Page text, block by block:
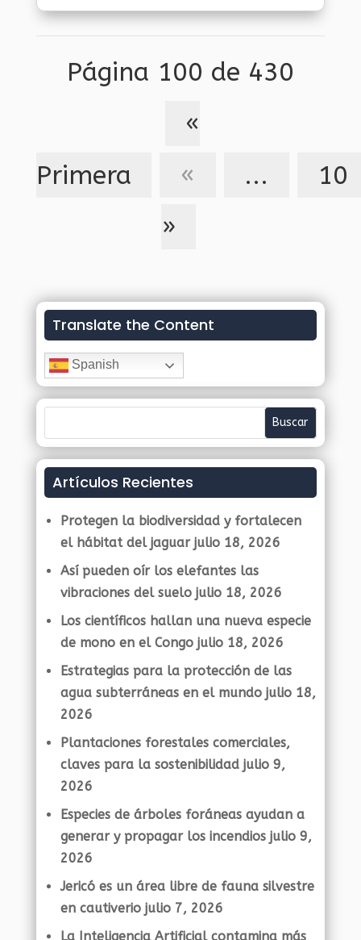
Página 100 de 430
«
Primera
« ...
10
»
Translate the Content
Spanish
Artículos Recientes
Protegen la biodiversidad y fortalecen
el hábitat del jaguar julio 18, 2026
Así pueden oír los elefantes las
vibraciones del suelo julio 18, 2026
Los científicos hallan una nueva especie
de mono en el Congo julio 18, 2026
Estrategias para la protección de las
agua subterráneas en el mundo julio 18,
2026
Plantaciones forestales comerciales,
claves para la sostenibilidad julio 9,
2026
Especies de árboles foráneas ayudan a
generar y propagar los incendios julio 9,
2026
Jericó es un área libre de fauna silvestre
en cautiverio julio 7, 2026
La Inteligencia Artificial contamina más